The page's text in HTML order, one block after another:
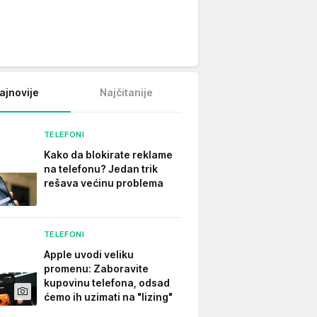
Najčitanije
TELEFONI
Kako da blokirate reklame
na telefonu​? Jedan trik
rešava većinu problema
TELEFONI
Apple uvodi veliku
promenu: Zaboravite
kupovinu telefona, odsad
ćemo ih uzimati na "lizing"